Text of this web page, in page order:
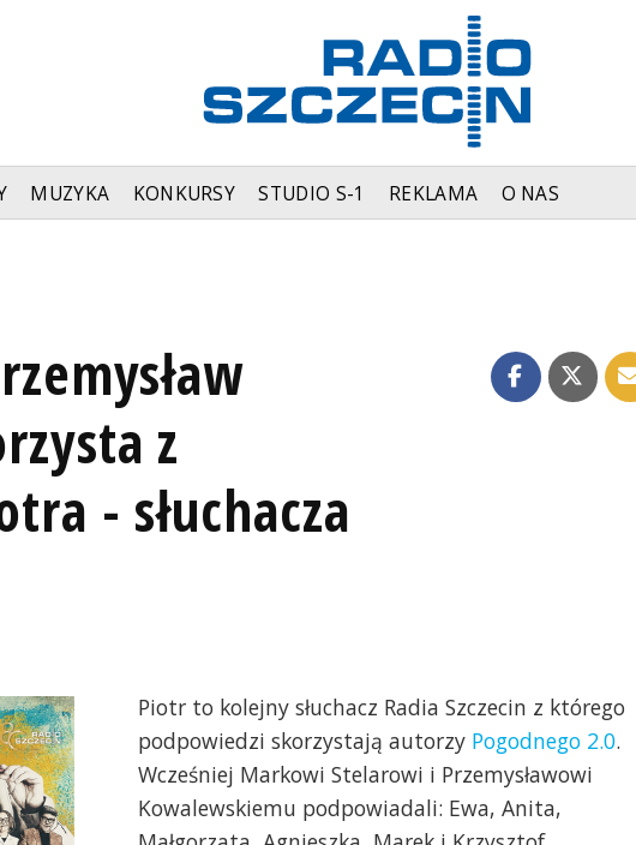
MUZYKA KONKURSY STUDIO S-1 REKLAMA O NAS
z
- słuchacza
Piotr to kolejny słuchacz Radia Szczecin z którego
podpowiedzi skorzystają autorzy Pogodnego 2.0.
Wcześniej Markowi Stelarowi i Przemysławowi
Kowalewskiemu podpowiadali: Ewa, Anita,